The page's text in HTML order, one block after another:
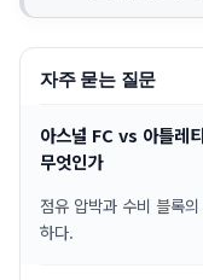
자주 묻는 질문
아스널 FC vs 아틀레
무엇인가
점유 압박과 수비 블록
하다.